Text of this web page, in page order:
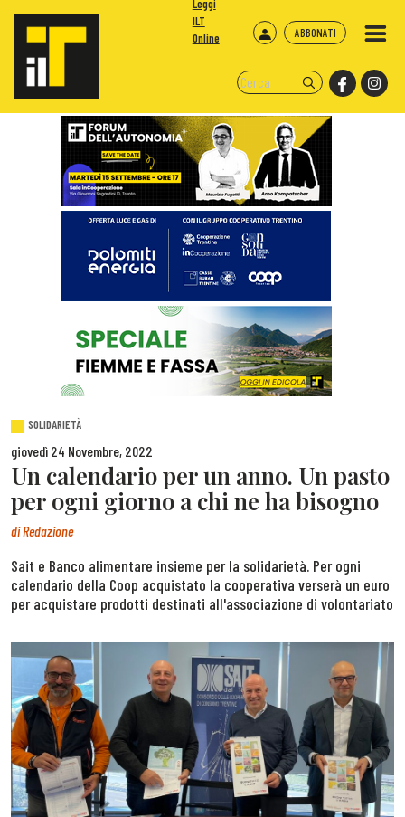
ABBONATI
Leggi
ILT
Online
SOLIDARIETÀ
giovedì 24 Novembre, 2022
Un calendario per un anno. Un pasto
per ogni giorno a chi ne ha bisogno
diRedazione
Sait e Banco alimentare insieme per la solidarietà. Per ogni
calendario della Coop acquistato la cooperativa verserà un euro
per acquistare prodotti destinati all'associazione di volontariato